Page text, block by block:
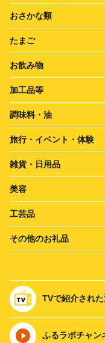
おさかな類
たまご
お飲み物
加工品等
調味料・油
旅行・イベント・体験
雑貨・日用品
美容
工芸品
その他のお礼品
TVで紹介され
ふるラボチャン